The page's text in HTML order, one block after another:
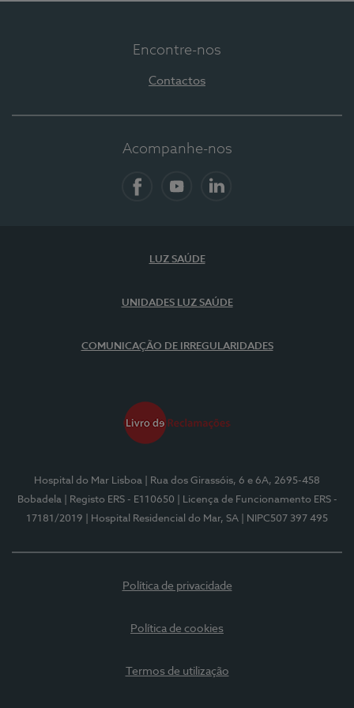
Encontre-nos
Contactos
Acompanhe-nos
LUZ SAÚDE
UNIDADES LUZ SAÚDE
COMUNICAÇÃO DE IRREGULARIDADES
Hospital do Mar Lisboa
| Rua dos Girassóis, 6 e 6A, 2695-458
Bobadela
| Registo ERS - E110650
| Licença de Funcionamento ERS -
17181/2019
| Hospital Residencial do Mar, SA | NIPC507 397 495
Política de privacidade
Política de cookies
Termos de utilização